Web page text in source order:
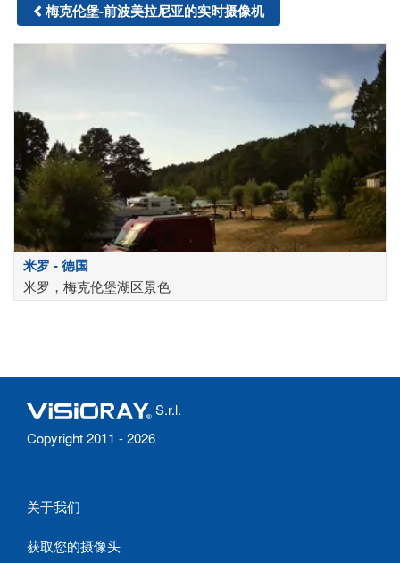
梅克伦堡-前波美拉尼亚的实时摄像机
米罗 - 德国
米罗，梅克伦堡湖区景色
S.r.l.
Copyright 2011 - 2026
关于我们
获取您的摄像头